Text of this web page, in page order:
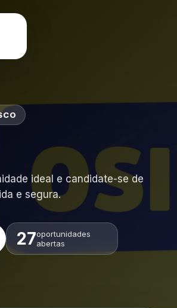
ideal e candidate-se de
e segura.
27oportunidades
abertas